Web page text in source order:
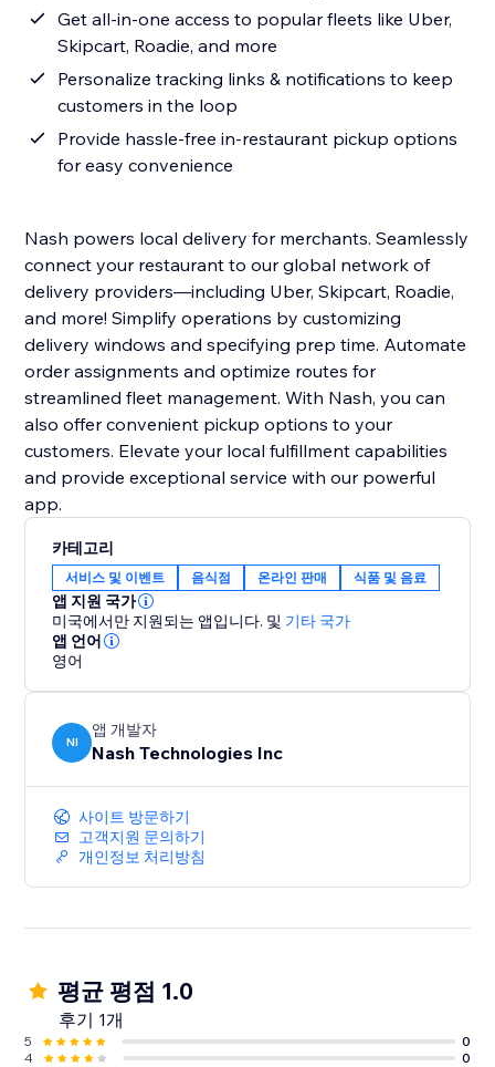
Get all-in-one access to popular fleets like Uber,
Skipcart, Roadie, and more
Personalize tracking links & notifications to keep
customers in the loop
Provide hassle-free in-restaurant pickup options
for easy convenience
Nash powers local delivery for merchants. Seamlessly
connect your restaurant to our global network of
delivery providers—including Uber, Skipcart, Roadie,
and more! Simplify operations by customizing
delivery windows and specifying prep time. Automate
order assignments and optimize routes for
streamlined fleet management. With Nash, you can
also offer convenient pickup options to your
customers. Elevate your local fulfillment capabilities
and provide exceptional service with our powerful
app.
카테고리
서비스 및 이벤트 음식점 온라인 판매 식품 및 음료
앱 지원 국가
미국에서만 지원되는 앱입니다. 및 기타 국가
앱 언어
영어
NI
앱 개발자
Nash Technologies Inc
사이트 방문하기
고객지원 문의하기
개인정보 처리방침
평균 평점 1.0
후기 1개
5
0
4
0